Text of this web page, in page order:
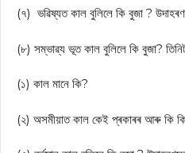
(৭) ভৱিষ্যত কাল বুলিলে কি বুজা ?
(৮) সম্ভাৱ্য ভূত কাল বুলিলে কি বুজা?
(১) কাল মানে কি?
(২) অসমীয়াত কাল কেই প্ৰকাৰৰ আৰু কি